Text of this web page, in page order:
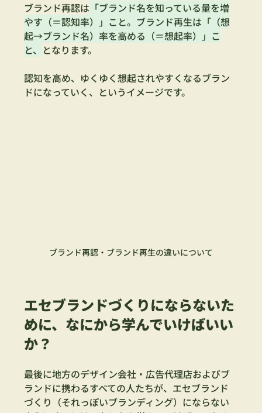
ブランド再認は 「ブランド名を知っている量を増
やす（＝認知率）」こと。ブランド再生は「（想
起→ブランド名）率を高める（＝想起率）」こ
と、 となります。
認知を高め、ゆくゆく想起されやすくなるブラン
ドになっていく、というイメージです。
ブランド再認・ブランド再生の違いについて
エセブランドづくりにならないた
めに、なにから学んでいけばいい
か？
最後に地方のデザイン会社・広告代理店およびブ
ランドに携わるすべての人たちが、エセブランド
づくり（それっぽいブランディング）にならない